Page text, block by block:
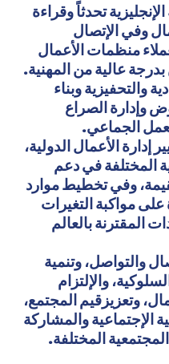
تحدثاً وقراءة
وفي الإتصال
منظمات الأعمال
عالية من المهنية.
والتحفيزية وبناء
وإدارة الصراع
الجماعي.
إدارة الأعمال الدولية،
المختلفة في دعم
وفي تخطيط موارد
مواكبة التغيرات
المقترنة بالعالم
والتواصل، وتنمية
والإلتزام
وتعزيزقيم المجتمع،
الإجتماعية والمشاركة
المختلفة.